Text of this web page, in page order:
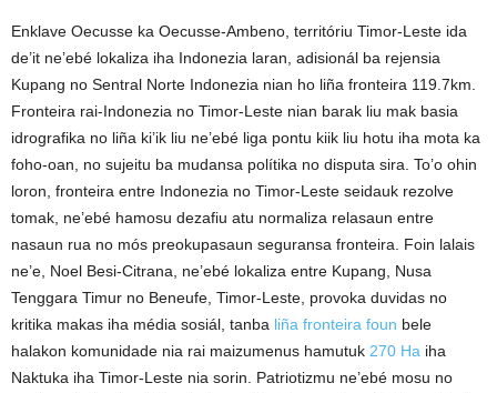
Enklave Oecusse ka Oecusse-Ambeno, territóriu Timor-Leste ida
de’it ne’ebé lokaliza iha Indonezia laran, adisionál ba rejensia
Kupang no Sentral Norte Indonezia nian ho liña fronteira 119.7km.
Fronteira rai-Indonezia no Timor-Leste nian barak liu mak basia
idrografika no liña ki’ik liu ne’ebé liga pontu kiik liu hotu iha mota ka
foho-oan, no sujeitu ba mudansa polítika no disputa sira. To’o ohin
loron, fronteira entre Indonezia no Timor-Leste seidauk rezolve
tomak, ne’ebé hamosu dezafiu atu normaliza relasaun entre
nasaun rua no mós preokupasaun seguransa fronteira. Foin lalais
ne’e, Noel Besi-Citrana, ne’ebé lokaliza entre Kupang, Nusa
Tenggara Timur no Beneufe, Timor-Leste, provoka duvidas no
kritika makas iha média sosiál, tanba liña fronteira foun bele
halakon komunidade nia rai maizumenus hamutuk 270 Ha iha
Naktuka iha Timor-Leste nia sorin. Patriotizmu ne’ebé mosu no